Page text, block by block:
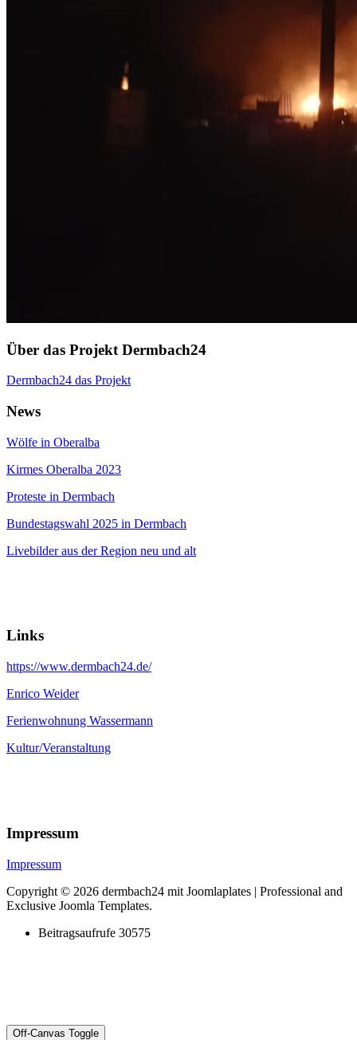
Über das Projekt Dermbach24
Dermbach24 das Projekt
News
Wölfe in Oberalba
Kirmes Oberalba 2023
Proteste in Dermbach
Bundestagswahl 2025 in Dermbach
Livebilder aus der Region neu und alt
Links
https://www.dermbach24.de/
Enrico Weider
Ferienwohnung Wassermann
Kultur/Veranstaltung
Impressum
Impressum
Copyright © 2026 dermbach24 mit Joomlaplates | Professional and
Exclusive Joomla Templates.
Beitragsaufrufe 30575
Off-Canvas Toggle